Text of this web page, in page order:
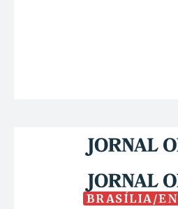
BRASÍLIA/